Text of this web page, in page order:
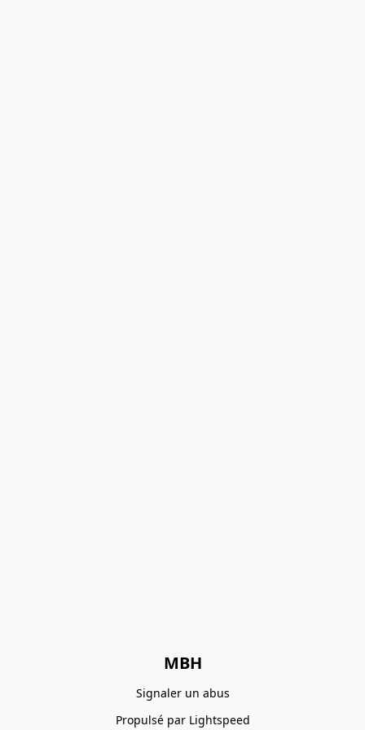
MBH
Signaler un abus
Propulsé par Lightspeed